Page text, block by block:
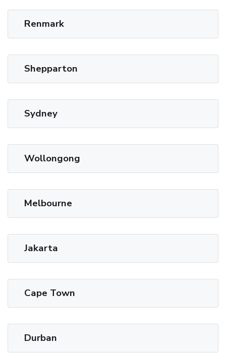
Renmark
Shepparton
Sydney
Wollongong
Melbourne
Jakarta
Cape Town
Durban